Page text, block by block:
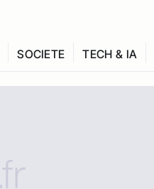
SOCIETE TECH & IA